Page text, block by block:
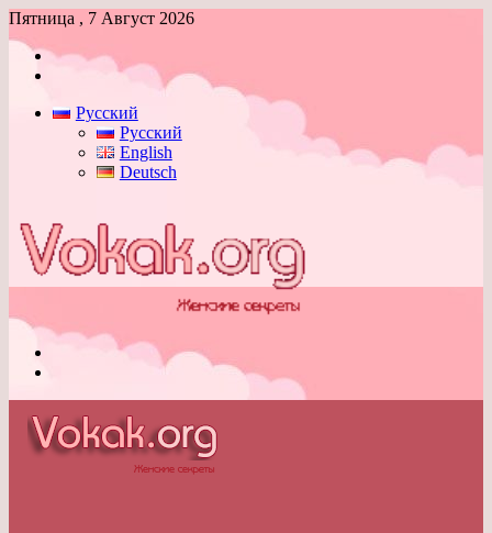
Пятница , 7 Август 2026
Войти
Русский
Русский
English
Deutsch